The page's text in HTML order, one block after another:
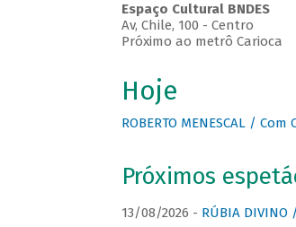
Espaço Cultural BNDES
Av, Chile, 100 - Centro
Próximo ao metrô Carioca
Hoje
ROBERTO MENESCAL /
Próximos
13/08/2026 - RÚBIA